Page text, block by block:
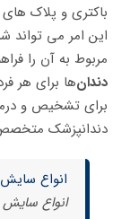
باکتری و پلاک های
این امر می تواند
مربوط به آن را
دندان‌ها برای هر
برای تشخیص و
دندانپزشک
انواع
انواع